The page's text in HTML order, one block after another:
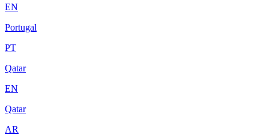
EN
Portugal
PT
Qatar
EN
Qatar
AR